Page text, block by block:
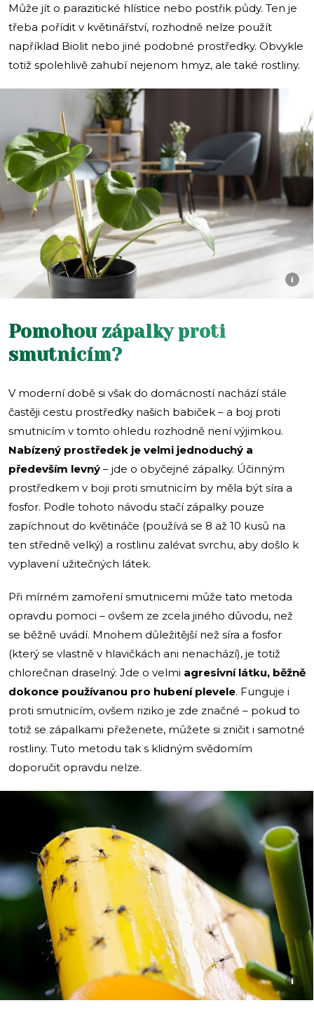
Může jít o parazitické hlístice nebo postřik půdy. Ten je
třeba pořídit v květinářství, rozhodně nelze použít
například Biolit nebo jiné podobné prostředky. Obvykle
totiž spolehlivě zahubí nejenom hmyz, ale také rostliny.
i
Pomohou zápalky proti
smutnicím?
V moderní době si však do domácností nachází stále
častěji cestu prostředky našich babiček – a boj proti
smutnicím v tomto ohledu rozhodně není výjimkou.
Nabízený prostředek je velmi jednoduchý a
především levný – jde o obyčejné zápalky. Účinným
prostředkem v boji proti smutnicím by měla být síra a
fosfor. Podle tohoto návodu stačí zápalky pouze
zapíchnout do květináče (používá se 8 až 10 kusů na
ten středně velký) a rostlinu zalévat svrchu, aby došlo k
vyplavení užitečných látek.
Při mírném zamoření smutnicemi může tato metoda
opravdu pomoci – ovšem ze zcela jiného důvodu, než
se běžně uvádí. Mnohem důležitější než síra a fosfor
(který se vlastně v hlavičkách ani nenachází), je totiž
chlorečnan draselný. Jde o velmi agresivní látku, běžně
dokonce používanou pro hubení plevele. Funguje i
proti smutnicím, ovšem riziko je zde značné – pokud to
totiž se zápalkami přeženete, můžete si zničit i samotné
rostliny. Tuto metodu tak s klidným svědomím
doporučit opravdu nelze.
i